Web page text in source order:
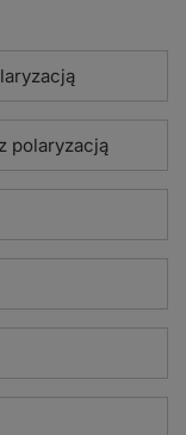
polaryzacją